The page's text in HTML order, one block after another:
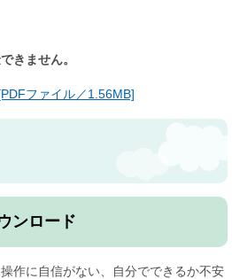
きません。
ファイル／1.56MB]
ンロード
作に自信がない、自分でできるか不安